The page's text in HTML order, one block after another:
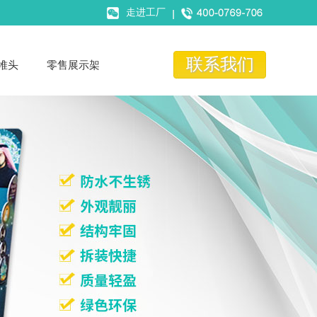
走进工厂
头 零售展示架 联系我们